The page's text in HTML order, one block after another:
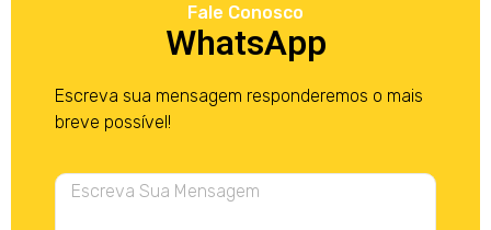
Fale Conosco
WhatsApp
Escreva sua mensagem responderemos o mais
breve possível!